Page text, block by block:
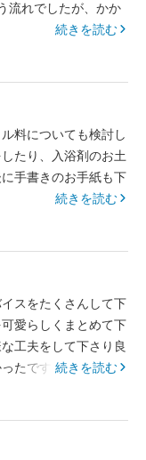
流れでしたが、かか
続きを読む
料についても検討し
たり、入浴剤のお土
手書きのお手紙も下
続きを読む
スをたくさんして下
愛らしくまとめて下
工夫をして下さり良
たです。続きを読む